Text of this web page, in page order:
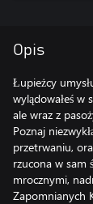
Opis
Łupieżcy
wylądowałeś w
ale wraz z
Poznaj
przetrwaniu,
rzucona w sam
mrocznymi,
Zapomnianych